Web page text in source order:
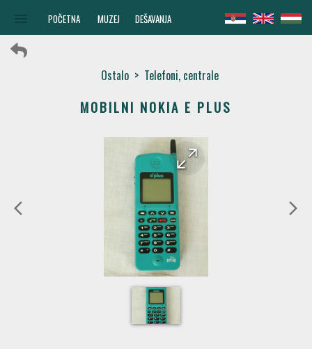
POČETNA MUZEJ DEŠAVANJA
Ostalo> Telefoni, centrale
MOBILNI NOKIA E PLUS
arrow_back_ios
arrow_back
arrow_forward
arrow_forward_ios